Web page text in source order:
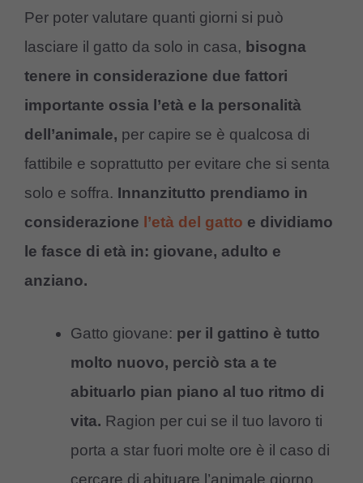
Per poter valutare quanti giorni si può
lasciare il gatto da solo in casa, bisogna
tenere in considerazione due fattori
importante ossia l’età e la personalità
dell’animale, per capire se è qualcosa di
fattibile e soprattutto per evitare che si senta
solo e soffra. Innanzitutto prendiamo in
considerazione l’età del gatto e dividiamo
le fasce di età in: giovane, adulto e
anziano.
Gatto giovane: per il gattino è tutto
molto nuovo, perciò sta a te
abituarlo pian piano al tuo ritmo di
vita. Ragion per cui se il tuo lavoro ti
porta a star fuori molte ore è il caso di
cercare di abituare l’animale giorno